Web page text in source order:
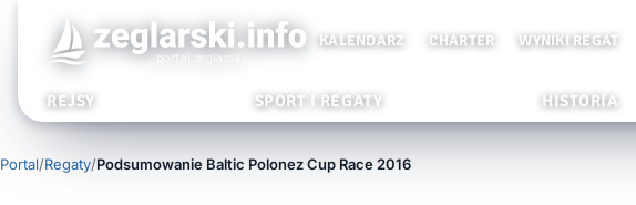
KALENDARZ CHARTER WYNIKI REGAT
REJSY SPORT I REGATY HISTORIA
Portal/Regaty/Podsumowanie Baltic Polonez Cup Race 2016